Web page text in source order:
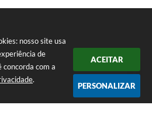
nosso site usa
de
concorda com a
.
ACEITAR
PERSONALIZAR